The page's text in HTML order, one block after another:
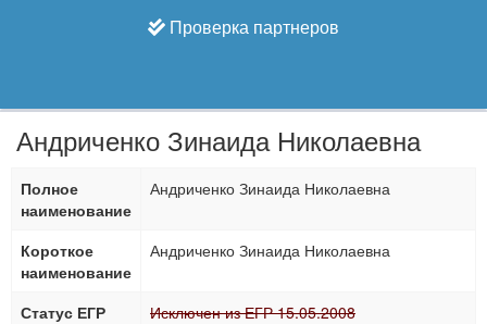
Проверка партнеров
Андриченко Зинаида Николаевна
Полное
наименование
Андриченко Зинаида Николаевна
Короткое
наименование
Андриченко Зинаида Николаевна
Статус ЕГР
Исключен из ЕГР 15.05.2008